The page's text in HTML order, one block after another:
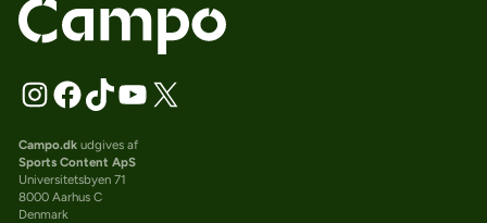
Campo.dkudgives af
Sports Content ApS
Universitetsbyen 71
8000 Aarhus C
Denmark